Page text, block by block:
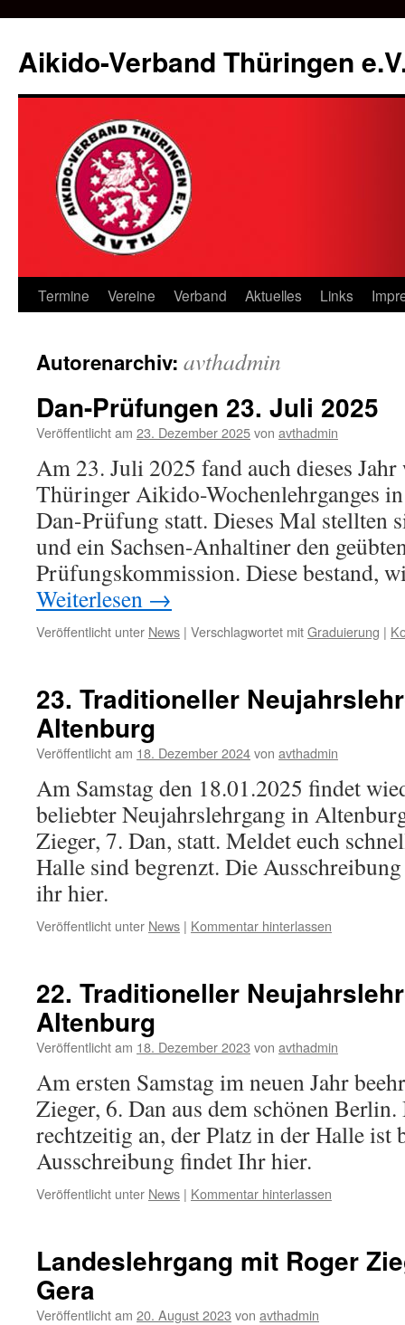
springen
Aikido-Verband Thüringen
Termine Vereine Verband Aktuelles Links
Autorenarchiv: avthadmin
Dan-Prüfungen 23. Juli 2025
Veröffentlicht am 23. Dezember 2025von avthadmin
Am 23. Juli 2025 fand auch dieses
Thüringer Aikido-Wochenlehrganges
Dan-Prüfung statt. Dieses Mal stellten
und ein Sachsen-Anhaltiner den
Prüfungskommission. Diese bestand,
Weiterlesen →
Veröffentlicht unter News | Verschlagwortet mitGraduierung |
23. Traditioneller
Altenburg
Veröffentlicht am 18. Dezember 2024von avthadmin
Am Samstag den 18.01.2025 findet
beliebter Neujahrslehrgang in
Zieger, 7. Dan, statt. Meldet euch
Halle sind begrenzt. Die
ihr hier.
Veröffentlicht unter News | Kommentar hinterlassen
22. Traditioneller
Altenburg
Veröffentlicht am 18. Dezember 2023 von avthadmin
Am ersten Samstag im neuen Jahr
Zieger, 6. Dan aus dem schönen
rechtzeitig an, der Platz in der Halle ist
Ausschreibung findet Ihr hier.
Veröffentlicht unter News | Kommentar hinterlassen
Landeslehrgang mit Roger
Gera
Veröffentlicht am 20. August 2023 von avthadmin